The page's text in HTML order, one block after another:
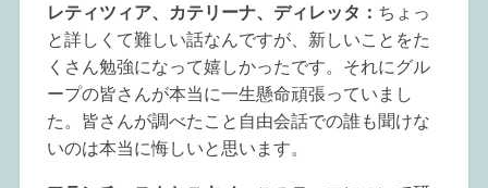
レティツィア、カテリーナ、ディレッタ： ちょっ
と詳しくて難しい話なんですが、新しいことをた
くさん勉強になって嬉しかったです。それにグル
ープの皆さんが本当に一生懸命頑張っていまし
た。皆さんが調べたこと自由会話での誰も聞けな
いのは本当に悔しいと思います。